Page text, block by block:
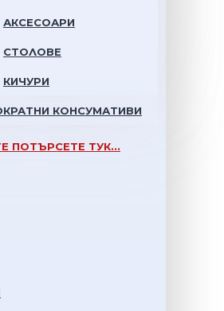
АКСЕСОАРИ
СТОЛОВЕ
КИЧУРИ
КОНСУМАТИВИ
ПОТЪРСЕТЕ ТУК...